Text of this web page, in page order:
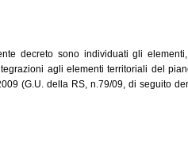
decreto sono individuati gli
agli elementi territoriali del
(G.U. della RS, n.79/09, di seguito